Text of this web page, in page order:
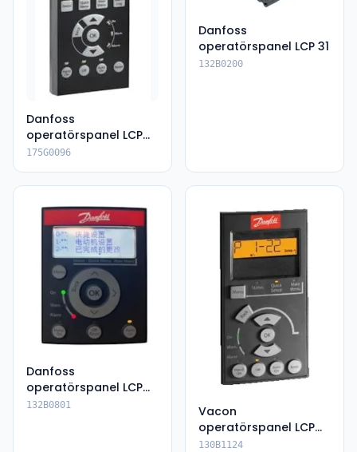
Danfoss
operatörspanel LCP
501
175G0096
Danfoss
operatörspanel LCP 31
132B0200
Danfoss
operatörspanel LCP
23
132B0801
Vacon
operatörspanel LCP
101
130B1124